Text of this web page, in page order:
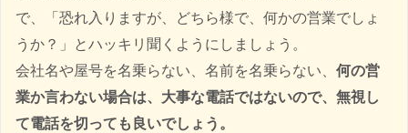
で、「恐れ入りますが、どちら様で、何かの営業でしょ
うか？」とハッキリ聞くようにしましょう。
会社名や屋号を名乗らない、名前を名乗らない、 何の営
業か言わない場合は、大事な電話ではないので、無視し
て電話を切っても良いでしょう。